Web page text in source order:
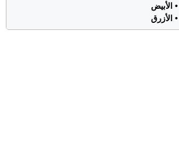
• الأبيض
• الأزرق